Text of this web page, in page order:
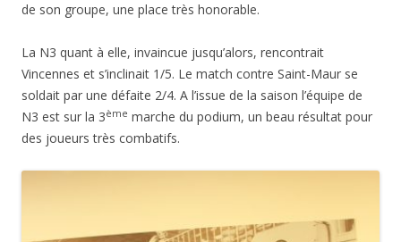
de son groupe, une place très honorable.
La N3 quant à elle, invaincue jusqu’alors, rencontrait
Vincennes et s’inclinait 1/5. Le match contre Saint-Maur se
soldait par une défaite 2/4. A l’issue de la saison l’équipe de
N3 est sur la 3ème marche du podium, un beau résultat pour
des joueurs très combatifs.